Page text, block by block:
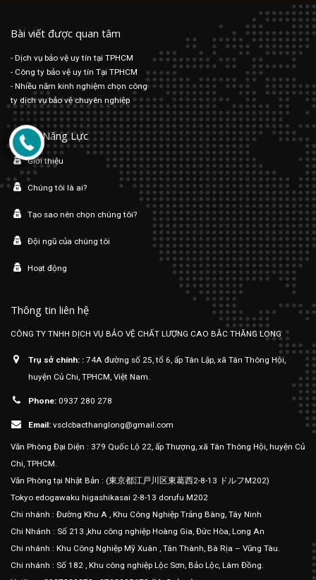
Bài viết được quan tâm
- Dịch vụ bảo vệ uy tín tại TPHCM
- Công ty bảo vệ uy tín Tại TPHCM
- Nhiều năm kinh nghiệm chọn công
ty dịch vụ bảo vệ chuyên nghiệp
Hồ Sơ Năng Lực
Giới thiệu
Chúng tôi là ai?
Tạo sao nên chọn chúng tôi?
Đội ngũ của chúng tôi
Hoạt động
Thông tin liên hệ
CÔNG TY TNHH DỊCH VỤ BẢO VỆ CHẤT LƯỢNG CAO BẮC THĂNG LONG
Trụ sở chính: : 74A đường số 25, tổ 6, ấp Tân Lập, xã Tân Thông Hội,
huyện Củ Chi, TPHCM, Việt Nam.
Phone: 0937 280 278
Email: vsclcbacthanglong@gmail.com
Văn Phòng Đại Diện : 379 Quốc Lộ 22, ấp Thượng, xã Tân Thông Hội, huyện Củ
Chi, TPHCM.
Văn Phòng tại Nhật Bản : (東京都江戸川区東葛西2-8-13 ドルフM202)
Tokyo edogawaku higashikasai 2-8-13 dorufu M202
Chi nhánh : Đường Khu A , Khu Công Nghiệp Trảng Bàng, Tây Ninh
Chi Nhánh : Số 213 ,khu công nghiệp Hoàng Gia, Đức Hòa, Long An
Chi nhánh : Khu Công Nghiệp Mỹ Xuân , Tân Thành, Bà Rịa – Vũng Tàu.
Chi nhánh : Số 182 , Khu công nghiệp Lộc Sơn, Bảo Lộc, Lâm Đồng.